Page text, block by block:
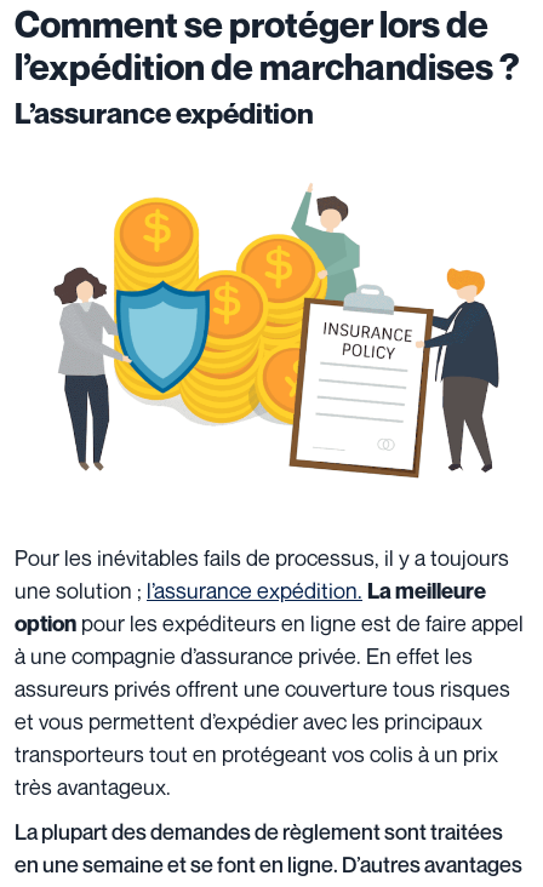
Comment se protéger lors de
l’expédition de marchandises ?
L’assurance expédition
Pour les inévitables fails de processus, il y a toujours
une solution ; l’assurance expédition. La meilleure
option pour les expéditeurs en ligne est de faire appel
à une compagnie d’assurance privée. En effet les
assureurs privés offrent une couverture tous risques
et vous permettent d’expédier avec les principaux
transporteurs tout en protégeant vos colis à un prix
très avantageux.
La plupart des demandes de règlement sont traitées
en une semaine et se font en ligne. D’autres avantages